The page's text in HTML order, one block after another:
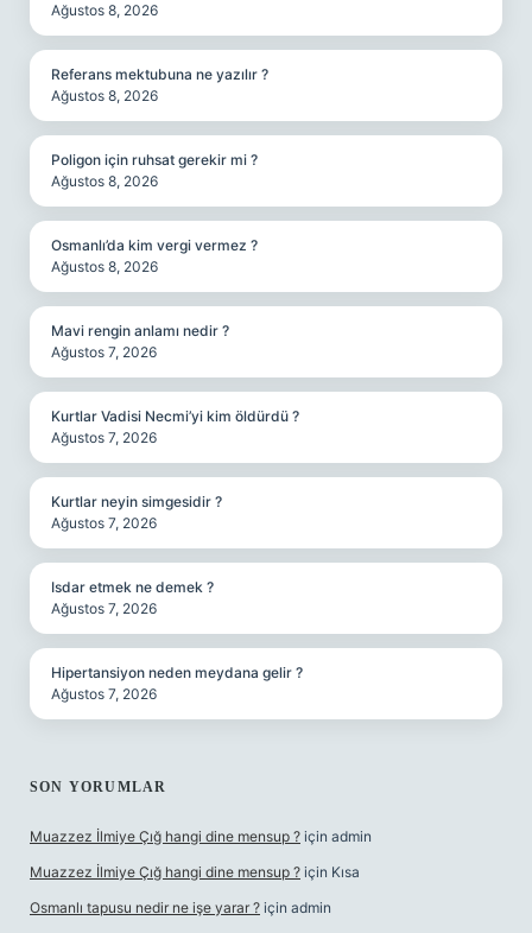
Ağustos 8, 2026
Referans mektubuna ne yazılır ?
Ağustos 8, 2026
Poligon için ruhsat gerekir mi ?
Ağustos 8, 2026
Osmanlı’da kim vergi vermez ?
Ağustos 8, 2026
Mavi rengin anlamı nedir ?
Ağustos 7, 2026
Kurtlar Vadisi Necmi’yi kim öldürdü ?
Ağustos 7, 2026
Kurtlar neyin simgesidir ?
Ağustos 7, 2026
Isdar etmek ne demek ?
Ağustos 7, 2026
Hipertansiyon neden meydana gelir ?
Ağustos 7, 2026
SON YORUMLAR
Muazzez İlmiye Çığ hangi dine mensup ? için admin
Muazzez İlmiye Çığ hangi dine mensup ? için Kısa
Osmanlı tapusu nedir ne işe yarar ? için admin